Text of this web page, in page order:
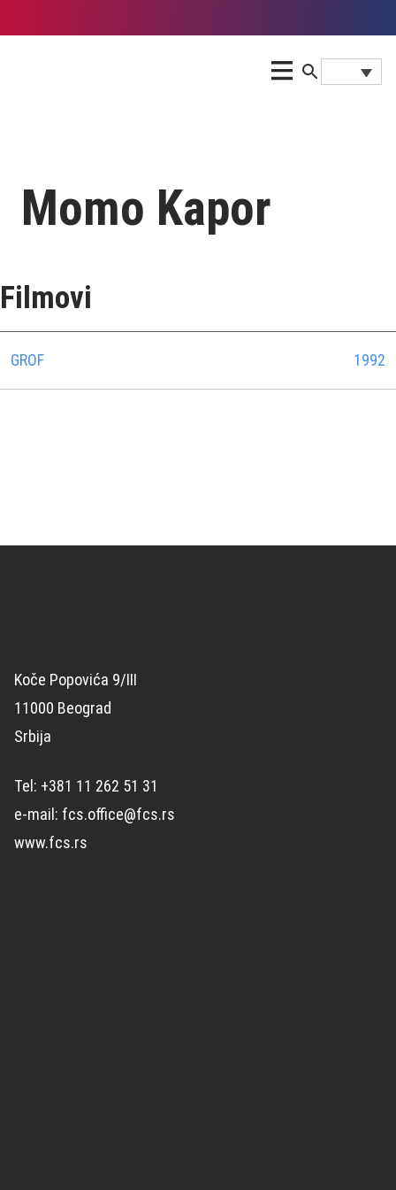
Momo Kapor
Filmovi
GROF 1992
Koče Popovića 9/III
11000 Beograd
Srbija
Tel: +381 11 262 51 31
e-mail: fcs.office@fcs.rs
www.fcs.rs